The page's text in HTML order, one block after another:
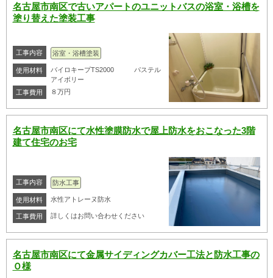
名古屋市南区で古いアパートのユニットバスの浴室・浴槽を
塗り替えた塗装工事
工事内容 浴室・浴槽塗装
使用材料
バイロキープTS2000 パステル
アイボリー
工事費用
８万円
名古屋市南区にて水性塗膜防水で屋上防水をおこなった3階
建て住宅のお宅
工事内容 防水工事
使用材料 水性アトレーヌ防水
工事費用 詳しくはお問い合わせください
名古屋市南区にて金属サイディングカバー工法と防水工事の
Ｏ様